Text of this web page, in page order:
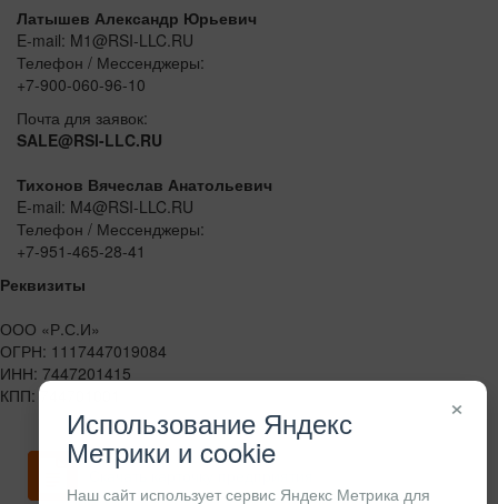
Латышев Александр Юрьевич
E-mail: M1@RSI-LLC.RU
Телефон / Мессенджеры:
+7-900-060-96-10
Почта для заявок:
SALE@RSI-LLC.RU
Тихонов Вячеслав Анатольевич
E-mail: M4@RSI-LLC.RU
Телефон / Мессенджеры:
+7-951-465-28-41
Реквизиты
ООО «Р.С.И»
ОГРН: 1117447019084
ИНН: 7447201415
КПП: 744701001
Скачать карточку предприятия
×
Использование Яндекс
Метрики и cookie
Наш сайт использует сервис Яндекс Метрика для